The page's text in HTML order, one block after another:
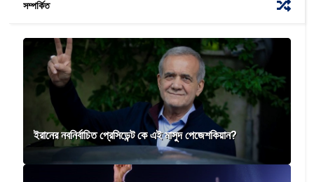
সম্পর্কিত
ইরানের নবনির্বাচিত প্রেসিডেন্ট কে এই মাসুদ পেজেশকিয়ান?